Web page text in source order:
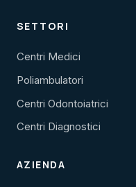
SETTORI
Centri Medici
Poliambulatori
Centri Odontoiatrici
Centri Diagnostici
AZIENDA